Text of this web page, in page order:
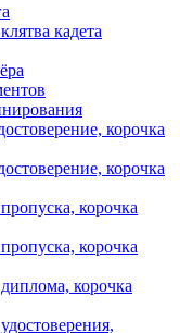
кадета
корочка
корочка
корочка
корочка
корочка